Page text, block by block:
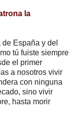
la
España y del
tú fuiste siempre
el primer
a nosotros vivir
con ninguna
sino vivir
hasta morir